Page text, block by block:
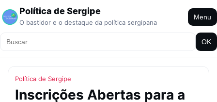
Política de Sergipe
O bastidor e o destaque da política sergipana
Menu
OK
Política de Sergipe
Inscrições Abertas para a